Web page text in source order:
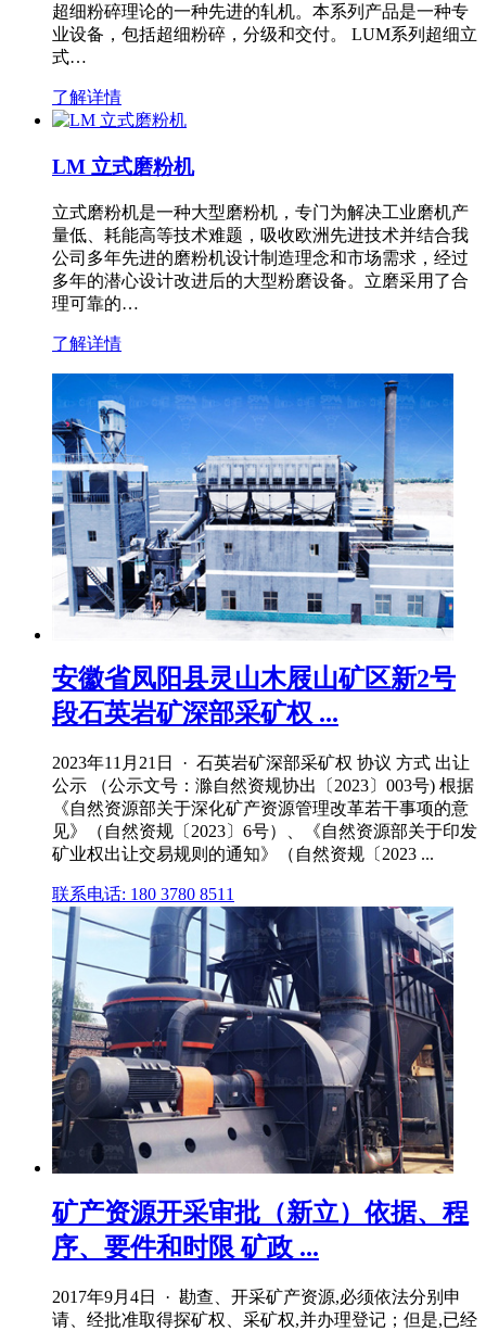
超细粉碎理论的一种先进的轧机。本系列产品是一种专
业设备，包括超细粉碎，分级和交付。 LUM系列超细立
式…
了解详情
LM 立式磨粉机
立式磨粉机是一种大型磨粉机，专门为解决工业磨机产
量低、耗能高等技术难题，吸收欧洲先进技术并结合我
公司多年先进的磨粉机设计制造理念和市场需求，经过
多年的潜心设计改进后的大型粉磨设备。立磨采用了合
理可靠的…
了解详情
安徽省凤阳县灵山木屐山矿区新2号
段石英岩矿深部采矿权 ...
2023年11月21日 · 石英岩矿深部采矿权 协议 方式 出让
公示 （公示文号：滁自然资规协出〔2023〕003号) 根据
《自然资源部关于深化矿产资源管理改革若干事项的意
见》（自然资规〔2023〕6号）、《自然资源部关于印发
矿业权出让交易规则的通知》（自然资规〔2023 ...
联系电话: 180 3780 8511
矿产资源开采审批（新立）依据、程
序、要件和时限 矿政 ...
2017年9月4日 · 勘查、开采矿产资源,必须依法分别申
请、经批准取得探矿权、采矿权,并办理登记；但是,已经